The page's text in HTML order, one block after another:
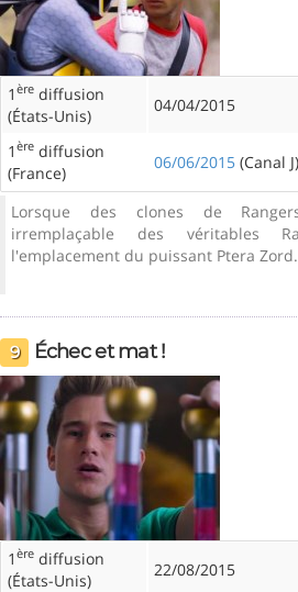
1 ère diffusion
(États-Unis)
04/04/2015
1 ère diffusion
(France)
06/06/2015 (Canal J)
Lorsque des clones de
irremplaçable des véritables
l'emplacement du puissant Ptera
9 Échec et mat !
1 ère diffusion
(États-Unis)
22/08/2015